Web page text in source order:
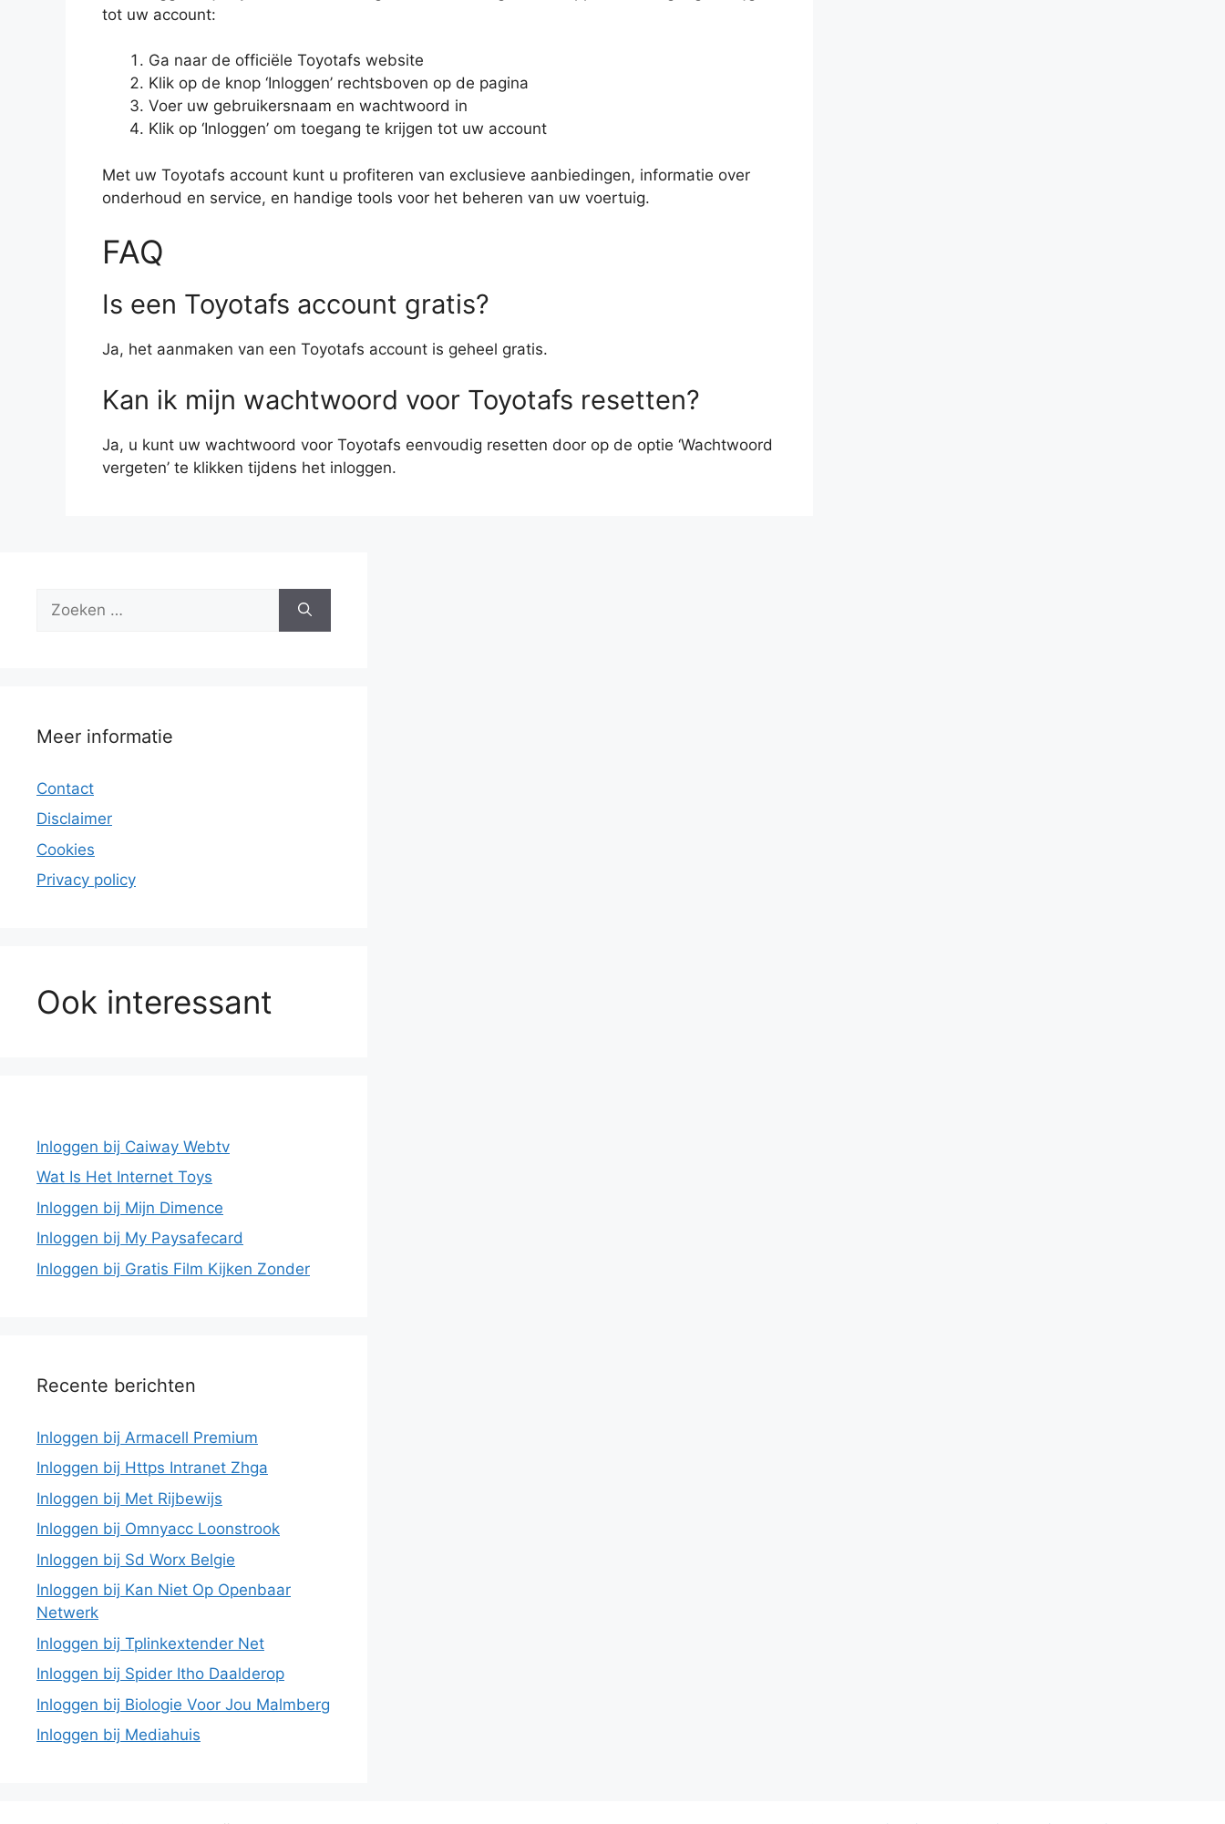
tot uw account:
Ga naar de officiële Toyotafs website
Klik op de knop ‘Inloggen’ rechtsboven op de pagina
Voer uw gebruikersnaam en wachtwoord in
Klik op ‘Inloggen’ om toegang te krijgen tot uw account
Met uw Toyotafs account kunt u profiteren van exclusieve aanbiedingen, informatie over
onderhoud en service, en handige tools voor het beheren van uw voertuig.
FAQ
Is een Toyotafs account gratis?
Ja, het aanmaken van een Toyotafs account is geheel gratis.
Kan ik mijn wachtwoord voor Toyotafs resetten?
Ja, u kunt uw wachtwoord voor Toyotafs eenvoudig resetten door op de optie ‘Wachtwoord
vergeten’ te klikken tijdens het inloggen.
naar:
Meer informatie
Contact
Disclaimer
Cookies
Privacy policy
Ook interessant
Inloggen bij Caiway Webtv
Wat Is Het Internet Toys
Inloggen bij Mijn Dimence
Inloggen bij My Paysafecard
Inloggen bij Gratis Film Kijken Zonder
Recente berichten
Inloggen bij Armacell Premium
Inloggen bij Https Intranet Zhga
Inloggen bij Met Rijbewijs
Inloggen bij Omnyacc Loonstrook
Inloggen bij Sd Worx Belgie
Inloggen bij Kan Niet Op Openbaar
Netwerk
Inloggen bij Tplinkextender Net
Inloggen bij Spider Itho Daalderop
Inloggen bij Biologie Voor Jou Malmberg
Inloggen bij Mediahuis